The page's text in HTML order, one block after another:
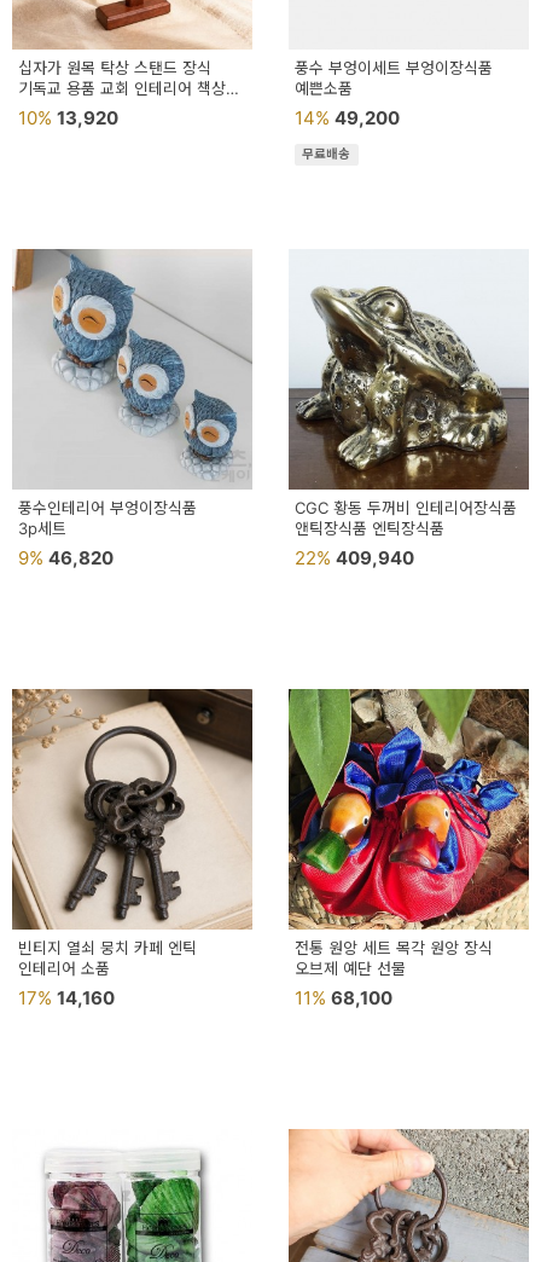
라
인
드
수
예
자
이
기
획
전
벤
트
기
획
십자가 원목 탁상 스탠드 장식
기독교 용품 교회 인테리어 책상
성물 장식품 오브제
10% 13,920
풍수 부엉이세트 부엉이장식품
예쁜소품
14% 49,200
무료배송
풍수인테리어 부엉이장식품
3p세트
9% 46,820
CGC 황동 두꺼비 인테리어장식품
앤틱장식품 엔틱장식품
22% 409,940
빈티지 열쇠 뭉치 카페 엔틱
인테리어 소품
17% 14,160
전통 원앙 세트 목각 원앙 장식
오브제 예단 선물
11% 68,100